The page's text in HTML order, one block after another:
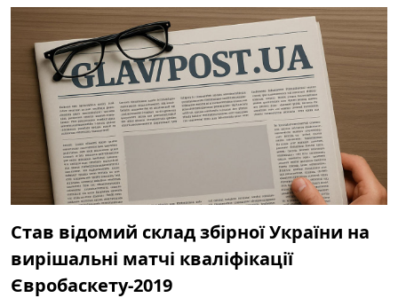
Став відомий склад збірної України на
вирішальні матчі кваліфікації
Євробаскету-2019